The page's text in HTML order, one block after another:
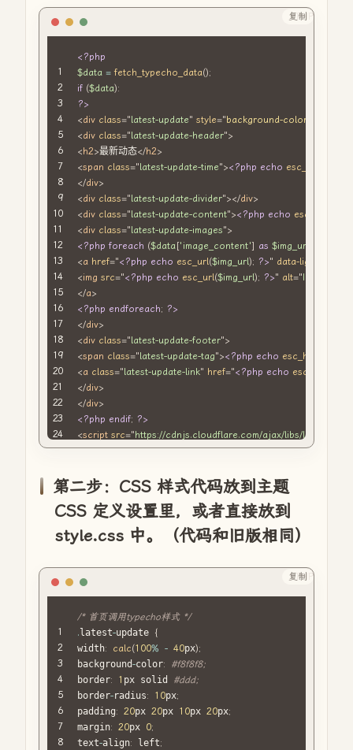
<?php
$data = fetch_typecho_data();
if ($data):
?>
<div class="latest-update" style="background-color
<div class="latest-update-header">
<h2>最新动态</h2>
<span class="latest-update-time"><?php echo esc_html
</div>
<div class="latest-update-divider"></div>
<div class="latest-update-content"><?php echo esc_html
<div class="latest-update-images">
<?php foreach ($data ['image_content'] as $img_url
<a href="<?php echo esc_url($img_url); ?>" data-lightbox
<img src="<?php echo esc_url($img_url); ?>" alt="Image
</a>
<?php endforeach; ?>
</div>
<div class="latest-update-footer">
<span class="latest-update-tag"><?php echo esc_html
<a class="latest-update-link" href="<?php echo esc_url
</div>
</div>
<?php endif; ?>
<script src="https://cdnjs.cloudflare.com/ajax/libs/lightbox2/
<link rel="stylesheet" href="https://cdnjs.cloudflare.com/
复制PHP
第二步：CSS 样式代码放到主题
CSS 定义设置里，或者直接放到
style.css 中。（代码和旧版相同）
/* 首页调用typecho样式 */
.latest-update {
width: calc(100% - 40px);
background-color:
#f8f8f8;
border: 1 px solid #ddd;
border-radius: 10px;
padding: 20px 20px 10px 20px;
margin: 20px 0;
text-align: left;
复制PHP